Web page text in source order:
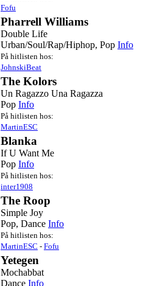
Fofu
Pharrell Williams
Double Life
Urban/Soul/Rap/Hiphop, Pop Info
På hitlisten hos:
JohnskiBeat
The Kolors
Un Ragazzo Una Ragazza
Pop Info
På hitlisten hos:
MartinESC
Blanka
If U Want Me
Pop Info
På hitlisten hos:
inter1908
The Roop
Simple Joy
Pop, Dance Info
På hitlisten hos:
MartinESC - Fofu
Yetegen
Mochabbat
Dance Info